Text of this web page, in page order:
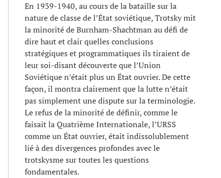
En 1939-1940, au cours de la bataille sur la
nature de classe de l’État soviétique, Trotsky mit
la minorité de Burnham-Shachtman au défi de
dire haut et clair quelles conclusions
stratégiques et programmatiques ils tiraient de
leur soi-disant découverte que l’Union
Soviétique n’était plus un État ouvrier. De cette
façon, il montra clairement que la lutte n’était
pas simplement une dispute sur la terminologie.
Le refus de la minorité de définir, comme le
faisait la Quatrième Internationale, l’URSS
comme un État ouvrier, était indissolublement
lié à des divergences profondes avec le
trotskysme sur toutes les questions
fondamentales.